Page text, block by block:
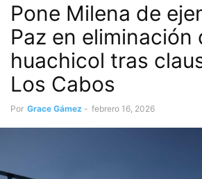
Pone Milena de
Paz en eliminación
huachicol tras
Los Cabos
Por Grace Gámez - febrero 16, 2026